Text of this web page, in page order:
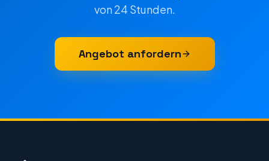
von 24 Stunden.
Angebot anfordern